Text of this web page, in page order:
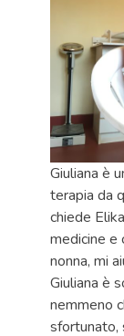
Giuliana è
terapia da
chiede
medicine e
nonna, mi
Giuliana è
nemmeno
sfortunato,